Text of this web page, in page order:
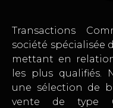
Transactions
société spécialisée
mettant en
les plus qualifiés.
une sélection de
vente de type